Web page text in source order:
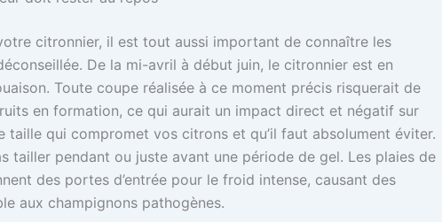
citronnier, il est tout aussi important de connaître les
De la mi-avril à début juin, le citronnier est en
Toute coupe réalisée à ce moment précis risquerait de
en formation, ce qui aurait un impact direct et négatif sur
taille qui compromet vos citrons et qu’il faut absolument éviter.
tailler pendant ou juste avant une période de gel. Les plaies de
des portes d’entrée pour le froid intense, causant des
aux champignons pathogènes.